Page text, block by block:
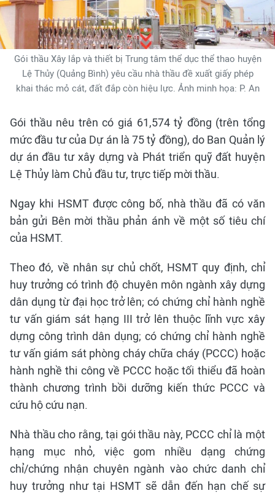
Gói thầu Xây lắp và thiết bị Trung tâm thể dục thể thao huyện
Lệ Thủy (Quảng Bình) yêu cầu nhà thầu đề xuất giấy phép
khai thác mỏ cát, đất đắp còn hiệu lực. Ảnh minh họa: P. An
Gói thầu nêu trên có giá 61,574 tỷ đồng (trên tổng
mức đầu tư của Dự án là 75 tỷ đồng), do Ban Quản lý
dự án đầu tư xây dựng và Phát triển quỹ đất huyện
Lệ Thủy làm Chủ đầu tư, trực tiếp mời thầu.
Ngay khi HSMT được công bố, nhà thầu đã có văn
bản gửi Bên mời thầu phản ánh về một số tiêu chí
của HSMT.
Theo đó, về nhân sự chủ chốt, HSMT quy định, chỉ
huy trưởng có trình độ chuyên môn ngành xây dựng
dân dụng từ đại học trở lên; có chứng chỉ hành nghề
tư vấn giám sát hạng III trở lên thuộc lĩnh vực xây
dựng công trình dân dụng; có chứng chỉ hành nghề
tư vấn giám sát phòng cháy chữa cháy (PCCC) hoặc
hành nghề thi công về PCCC hoặc tối thiểu đã hoàn
thành chương trình bồi dưỡng kiến thức PCCC và
cứu hộ cứu nạn.
Nhà thầu cho rằng, tại gói thầu này, PCCC chỉ là một
hạng mục nhỏ, việc gom nhiều dạng chứng
chỉ/chứng nhận chuyên ngành vào chức danh chỉ
huy trưởng như tại HSMT sẽ dẫn đến hạn chế sự